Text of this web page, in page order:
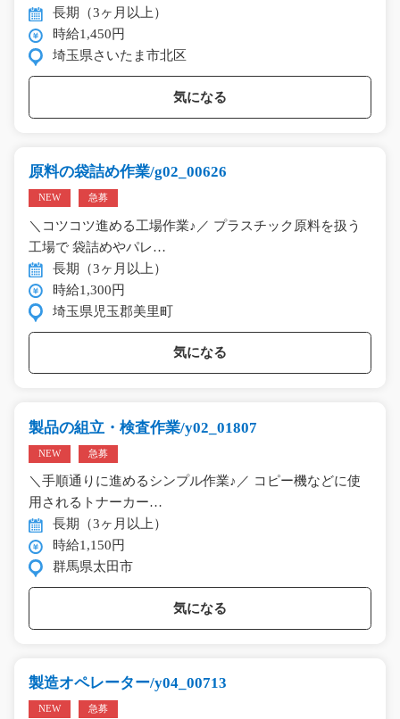
長期（3ヶ月以上）
時給1,450円
埼玉県さいたま市北区
気になる
原料の袋詰め作業/g02_00626
NEW 急募
＼コツコツ進める工場作業♪／ プラスチック原料を扱う
工場で 袋詰めやパレ…
長期（3ヶ月以上）
時給1,300円
埼玉県児玉郡美里町
気になる
製品の組立・検査作業/y02_01807
NEW 急募
＼手順通りに進めるシンプル作業♪／ コピー機などに使
用されるトナーカー…
長期（3ヶ月以上）
時給1,150円
群馬県太田市
気になる
製造オペレーター/y04_00713
NEW 急募